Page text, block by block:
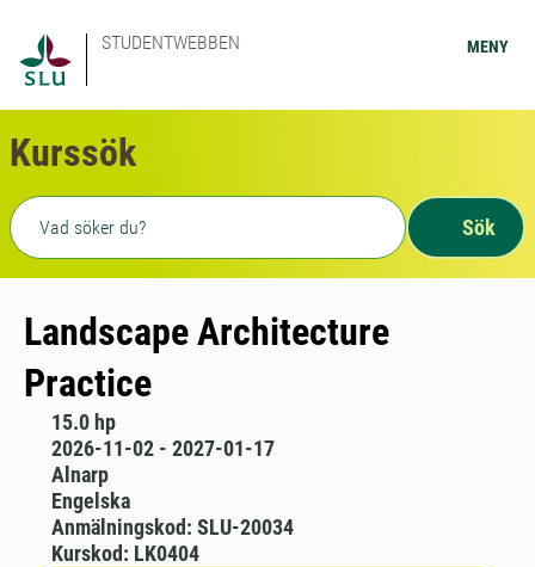
STUDENTWEBBEN MENY
Kurssök
Fritext sökning
Sök
Landscape Architecture
Practice
15.0 hp
2026-11-02 - 2027-01-17
Alnarp
Engelska
Anmälningskod: SLU-20034
Kurskod: LK0404